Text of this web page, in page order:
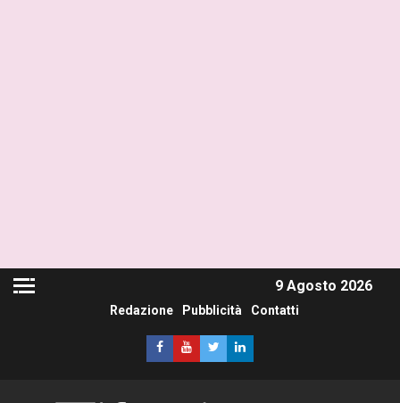
9 Agosto 2026
Redazione Pubblicità Contatti